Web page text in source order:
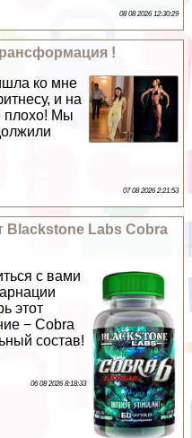
08 08 2026 12:30:29
!
ко мне
и на
плохо! Мы
07 08 2026 2:21:53
Blackstone Labs Cobra
с вами
этот
− Cobra
состав!
06 08 2026 8:18:33